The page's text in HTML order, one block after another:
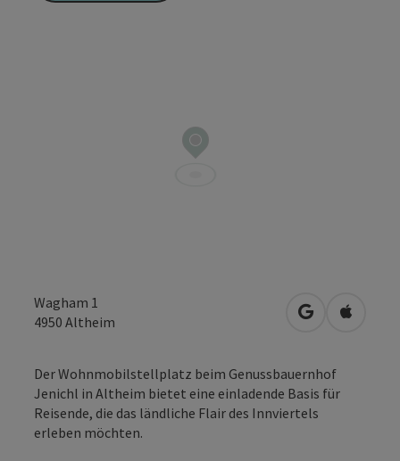
Wagham 1
4950 Altheim in Google
in
Der Wohnmobilstellplatz beim Genussbauernhof
Jenichl in Altheim bietet eine einladende Basis für
Reisende, die das ländliche Flair des Innviertels
erleben möchten.